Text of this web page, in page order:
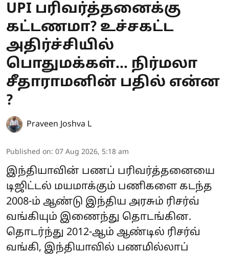
UPI பரிவர்த்தனைக்கு
கட்டணமா? உச்சகட்ட
அதிர்ச்சியில்
பொதுமக்கள்... நிர்மலா
சீதாராமனின் பதில் என்ன
?
Praveen Joshva L
Published on: 07 Aug 2026, 5:18 am
இந்தியாவின் பணப் பரிவர்த்தனையை
டிஜிட்டல் மயமாக்கும் பணிகளை கடந்த
2008-ம் ஆண்டு இந்திய அரசும் ரிசர்வ்
வங்கியும் இணைந்து தொடங்கின.
தொடர்ந்து 2012-ஆம் ஆண்டில் ரிசர்வ்
வங்கி, இந்தியாவில் பணமில்லாப்